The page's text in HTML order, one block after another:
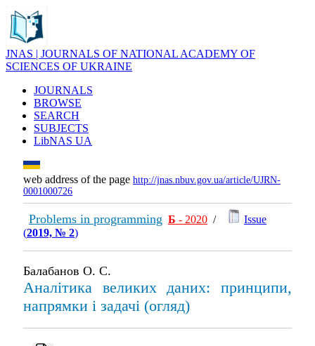
JNAS | JOURNALS OF NATIONAL ACADEMY OF
SCIENCES OF UKRAINE
JOURNALS
BROWSE
SEARCH
SUBJECTS
LibNAS UA
web address of the page http://jnas.nbuv.gov.ua/article/UJRN-
0001000726
Problems in programming Б - 2020 /
Issue
(2019, № 2)
Балабанов О. С.
Аналітика великих даних: принципи,
напрямки і задачі (огляд)